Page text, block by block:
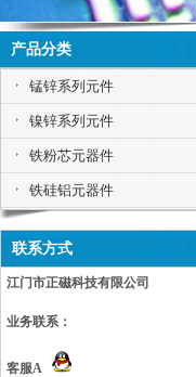
产品分类
锰锌系列元件
镍锌系列元件
铁粉芯元器件
铁硅铝元器件
联系方式
江门市正磁科技有限公司
业务联系：
客服A